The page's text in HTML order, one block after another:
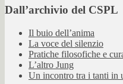
Dall’archivio del CSPL
Il buio dell’anima
La voce del silenzio
Pratiche filosofiche e
L’altro Jung
Un incontro tra i tanti in